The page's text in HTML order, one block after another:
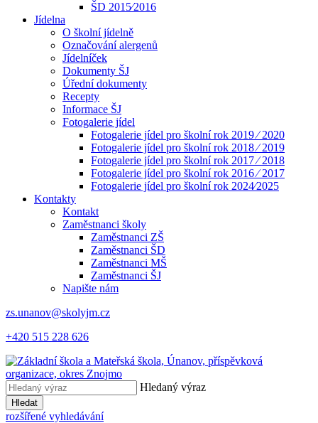
ŠD 2015⁄2016
Jídelna
O školní jídelně
Označování alergenů
Jídelníček
Dokumenty ŠJ
Úřední dokumenty
Recepty
Informace ŠJ
Fotogalerie jídel
Fotogalerie jídel pro školní rok 2019 ⁄ 2020
Fotogalerie jídel pro školní rok 2018 ⁄ 2019
Fotogalerie jídel pro školní rok 2017 ⁄ 2018
Fotogalerie jídel pro školní rok 2016 ⁄ 2017
Fotogalerie jídel pro školní rok 2024⁄2025
Kontakty
Kontakt
Zaměstnanci školy
Zaměstnanci ZŠ
Zaměstnanci ŠD
Zaměstnanci MŠ
Zaměstnanci ŠJ
Napište nám
zs.unanov@skolyjm.cz
+420 515 228 626
Hledaný výraz
Hledat
rozšířené vyhledávání